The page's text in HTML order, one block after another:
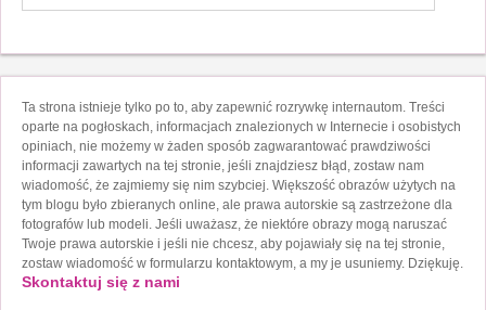
Ta strona istnieje tylko po to, aby zapewnić rozrywkę internautom. Treści
oparte na pogłoskach, informacjach znalezionych w Internecie i osobistych
opiniach, nie możemy w żaden sposób zagwarantować prawdziwości
informacji zawartych na tej stronie, jeśli znajdziesz błąd, zostaw nam
wiadomość, że zajmiemy się nim szybciej. Większość obrazów użytych na
tym blogu było zbieranych online, ale prawa autorskie są zastrzeżone dla
fotografów lub modeli. Jeśli uważasz, że niektóre obrazy mogą naruszać
Twoje prawa autorskie i jeśli nie chcesz, aby pojawiały się na tej stronie,
zostaw wiadomość w formularzu kontaktowym, a my je usuniemy. Dziękuję.
Skontaktuj się z nami